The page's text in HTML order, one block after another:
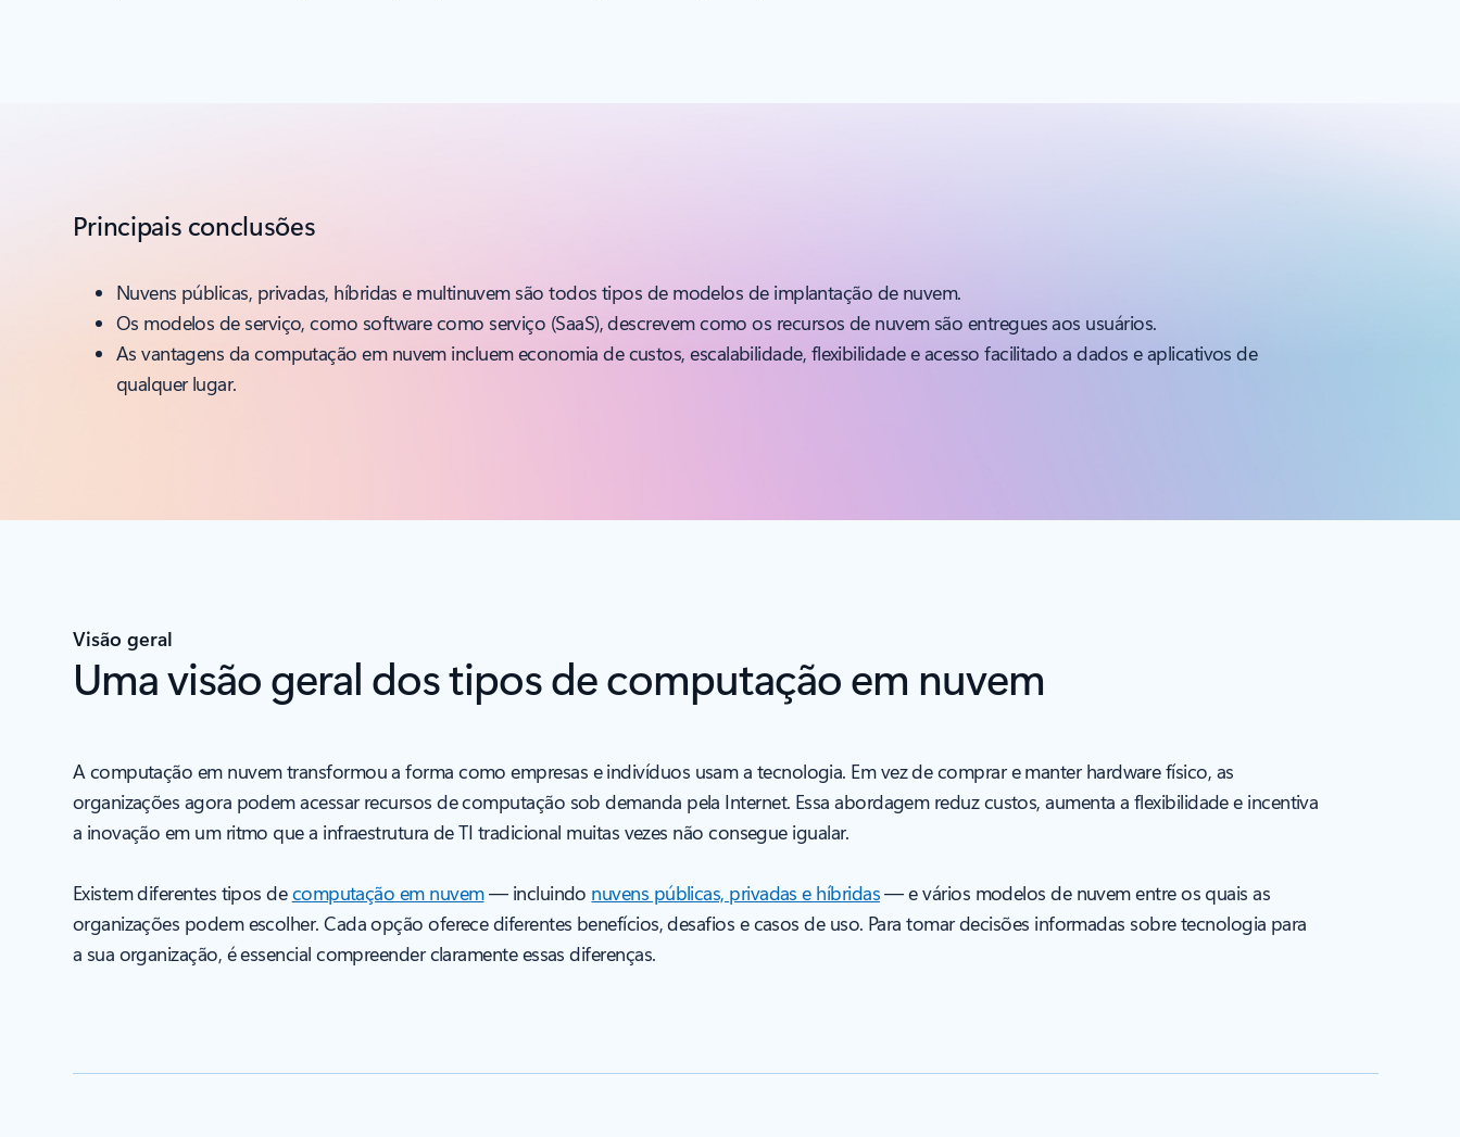
Principais conclusões
Nuvens públicas, privadas, híbridas e multinuvem são todos tipos de modelos de implantação de nuvem.
Os modelos de serviço, como software como serviço (SaaS), descrevem como os recursos de nuvem são entregues aos usuários.
As vantagens da computação em nuvem incluem economia de custos, escalabilidade, flexibilidade e acesso facilitado a dados e aplicativos de
qualquer lugar.
Visão geral
Uma visão geral dos tipos de computação em nuvem
A computação em nuvem transformou a forma como empresas e indivíduos usam a tecnologia. Em vez de comprar e manter hardware físico, as
organizações agora podem acessar recursos de computação sob demanda pela Internet. Essa abordagem reduz custos, aumenta a flexibilidade e incentiva
a inovação em um ritmo que a infraestrutura de TI tradicional muitas vezes não consegue igualar.
Existem diferentes tipos decomputação em nuvem— incluindo nuvens públicas, privadas e híbridas— e vários modelos de nuvem entre os quais as
organizações podem escolher. Cada opção oferece diferentes benefícios, desafios e casos de uso. Para tomar decisões informadas sobre tecnologia para
a sua organização, é essencial compreender claramente essas diferenças.